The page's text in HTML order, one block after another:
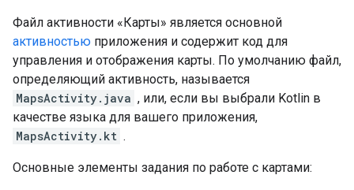
Файл активности «Карты» является основной
активностью приложения и содержит код для
управления и отображения карты. По умолчанию файл,
определяющий активность, называется
MapsActivity.java , или, если вы выбрали Kotlin в
качестве языка для вашего приложения,
MapsActivity.kt .
Основные элементы задания по работе с картами: